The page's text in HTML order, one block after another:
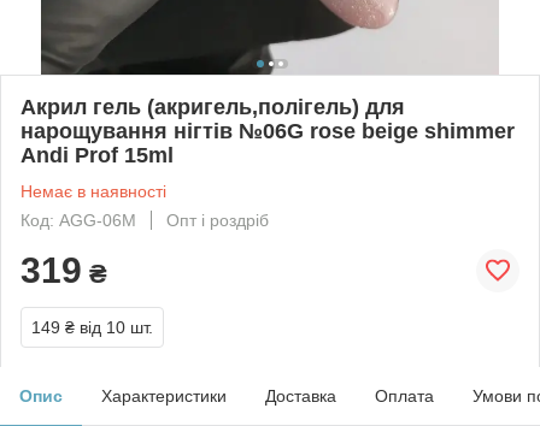
Акрил гель (акригель,полігель) для
нарощування нігтів №06G rose beige shimmer
Andi Prof 15ml
Немає в наявності
Код: AGG-06М
Опт і роздріб
319 ₴
149 ₴ від 10 шт.
Опис Характеристики Доставка Оплата Умови